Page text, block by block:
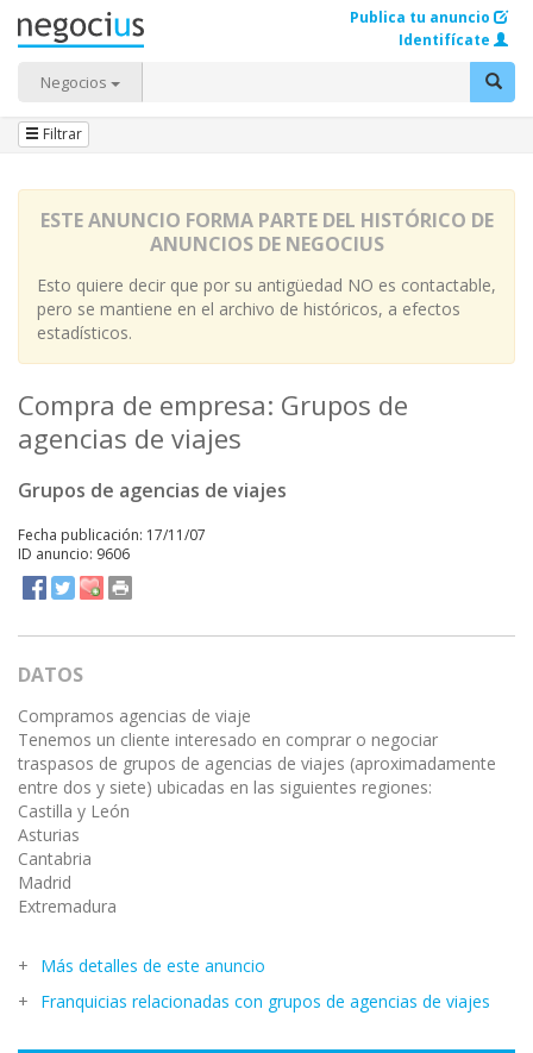
Negocios
Publica tu anuncio
Identifícate
Filtrar
ESTE ANUNCIO FORMA PARTE DEL HISTÓRICO DE
ANUNCIOS DE NEGOCIUS
Esto quiere decir que por su antigüedad NO es contactable,
pero se mantiene en el archivo de históricos, a efectos
estadísticos.
Compra de empresa: Grupos de
agencias de viajes
Grupos de agencias de viajes
Fecha publicación: 17/11/07
ID anuncio: 9606
DATOS
Compramos agencias de viaje
Tenemos un cliente interesado en comprar o negociar
traspasos de grupos de agencias de viajes (aproximadamente
entre dos y siete) ubicadas en las siguientes regiones:
Castilla y León
Asturias
Cantabria
Madrid
Extremadura
Más detalles de este anuncio
Franquicias relacionadas con grupos de agencias de viajes